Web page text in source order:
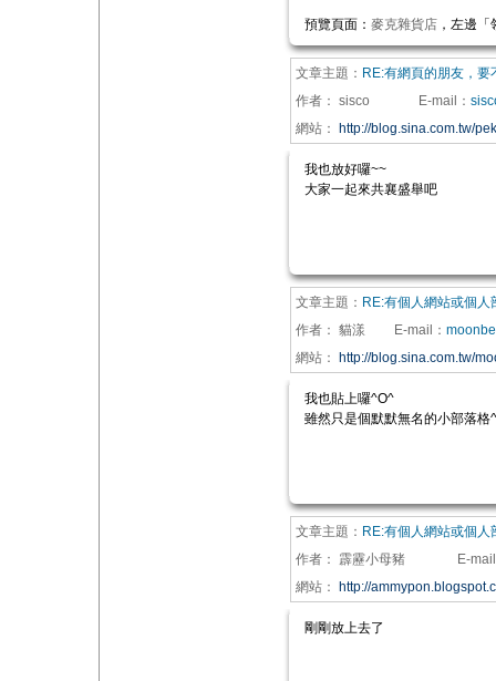
預覽頁面： 麥克雜貨店，左邊「
文章主題： RE:有網頁的朋友，
作者： sisco E-mail ：
網站：
http://blog.sina.com.tw/
我也放好囉~~
大家一起來共襄盛舉吧
文章主題： RE:有個人網站或個
作者： 貓漾 E-mail ：
網站：
http://blog.sina.com.tw/
我也貼上囉^O^
雖然只是個默默無名的小部落格
文章主題： RE:有個人網站或個
作者：
霹靂小母豬 E-mail
網站：
http://
剛剛放上去了